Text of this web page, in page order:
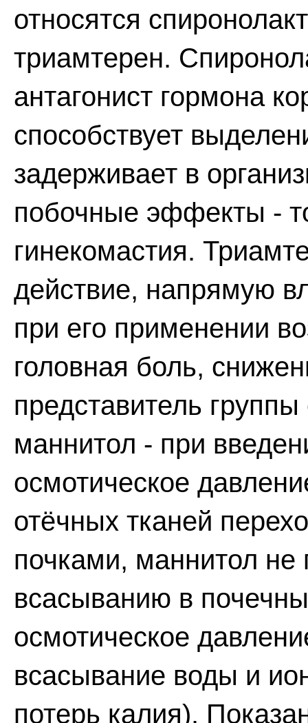
относятся
триамтерен.
антагонист гормона
способствует
задерживает в
побочные эффекты -
гинекомастия.
действие, напрямую
при его применении
головная боль,
представитель
маннитол - при
осмотическое
отёчных тканей
почками, маннитол не
всасыванию в
осмотическое
всасывание воды и
потерь калия).